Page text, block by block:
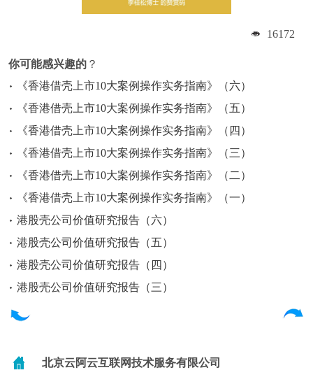
16172
你可能感兴趣的 ？
《香港借壳上市10大案例操作实务指南》（六）
《香港借壳上市10大案例操作实务指南》（五）
《香港借壳上市10大案例操作实务指南》（四）
《香港借壳上市10大案例操作实务指南》（三）
《香港借壳上市10大案例操作实务指南》（二）
《香港借壳上市10大案例操作实务指南》（一）
港股壳公司价值研究报告（六）
港股壳公司价值研究报告（五）
港股壳公司价值研究报告（四）
港股壳公司价值研究报告（三）
北京云阿云互联网技术服务有限公司